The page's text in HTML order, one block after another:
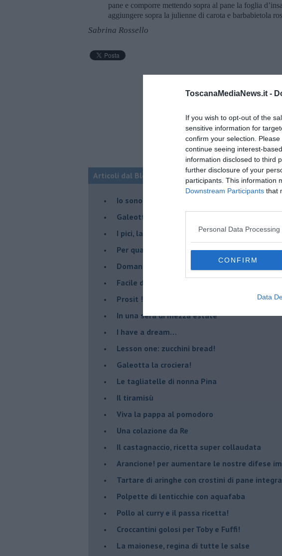
ToscanaMediaNews.it -
If you wish to opt-out of the
sensitive information for
confirm your selection.
continue seeing interest-
information disclosed to third
further disclosure of your
participants. This information
Downstream Participants that
Personal Data
CONFIRM
Data
pane e comporre mettendo sopra al pane la foglia
aggiungere sopra la julienne di carota e barbabietola
Sabrina Rossello
Articoli dal Blog “Due chiacchiere in cucina” di
Io sono "fragolo"
Galeotte le giuggiole !
I pici, la pasta degli Etruschi
Per qualche chilo in più...
Domani è un altro giorno
​Facile dire salsa di pomodori!
Prosit !
​In una sera di mezza estate
I have a dream…
​Lesson one: zucchini bread!
Galeotta la crociera!
Le tagliatelle di nonna Pina
Il tiramisù
Viva la pappa al pomodoro
Una colazione da Re
Il castagnaccio, ricetta super collaudata
​Arancione! per aumentare le nostre difese
Tartare di aringhe con crostini di pane
Polpette di lenticchie con aquafaba
​Pollo al curry e il passa ricetta!
Croccantini golosi per Toby e Fuffi!
La maionese, regina di tutte le salse